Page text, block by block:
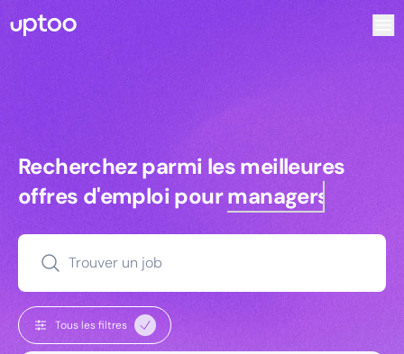
Recherchez parmi les meilleures
Recherchez parmi les meilleures
offres d'emploi pourmanagers
Trouver un job
Tous les filtres